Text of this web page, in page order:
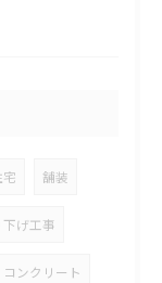
宅 舗装
下げ工事
コンクリート